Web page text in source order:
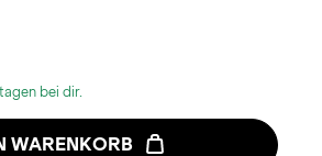
bei dir.
WARENKORB